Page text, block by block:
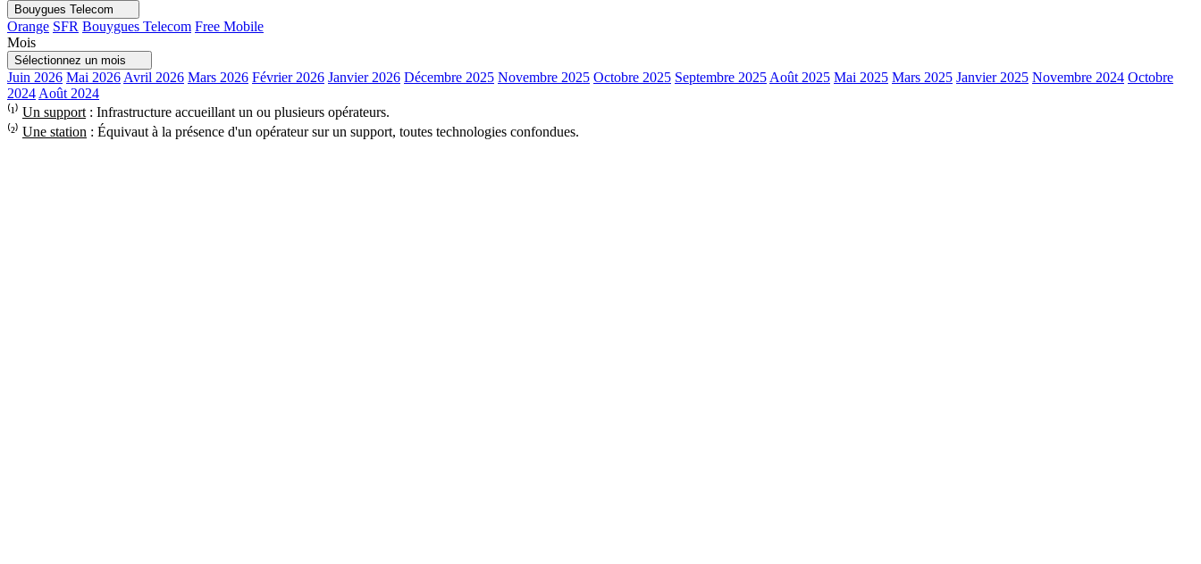
Bouygues Telecom
Orange SFR Bouygues Telecom Free Mobile
Mois
Sélectionnez un mois
Juin 2026 Mai 2026 Avril 2026 Mars 2026 Février 2026 Janvier 2026 Décembre 2025 Novembre 2025 Octobre 2025 Septembre 2025 Août 2025 Mai 2025 Mars 2025 Janvier 2025 Novembre 2024 Octobre
2024 Août 2024
⁽¹⁾ Un support : Infrastructure accueillant un ou plusieurs opérateurs.
⁽²⁾ Une station : Équivaut à la présence d'un opérateur sur un support, toutes technologies confondues.